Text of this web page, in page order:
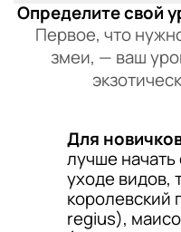
Определите свой
Первое, что
змеи, — ваш
Для
лучше
уходе видов,
королевский
regius),